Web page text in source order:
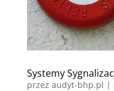
Systemy
przez audyt-bhp.pl |